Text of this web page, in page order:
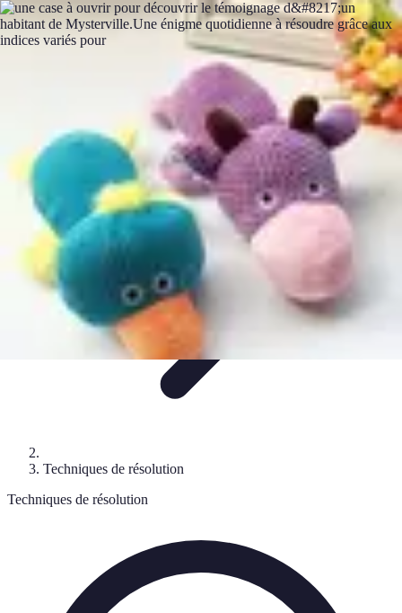
Astuces Rubik Cube
Astuces et TechniquesTechniques de SpeedcubingAstuces et
techniquesRésolution Techniques et Astuces
Astuces Rubik Cube
Techniques de résolution
Techniques de résolution